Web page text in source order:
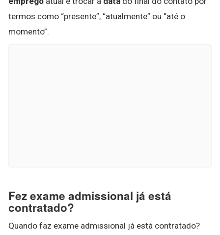
termos como “presente”, “atualmente” ou “até o
momento”.
Fez exame admissional já está
contratado?
Quando faz exame admissional já está contratado?